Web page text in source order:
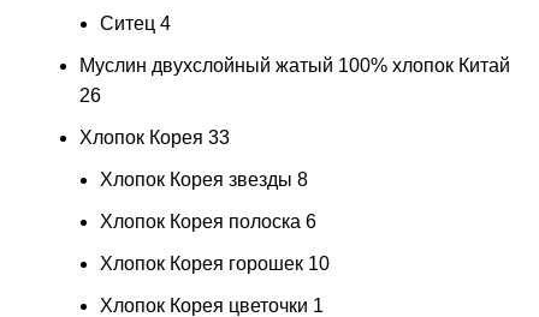
Ситец 4
Муслин двухслойный жатый 100% хлопок Китай
26
Хлопок Корея 33
Хлопок Корея звезды 8
Хлопок Корея полоска 6
Хлопок Корея горошек 10
Хлопок Корея цветочки 1